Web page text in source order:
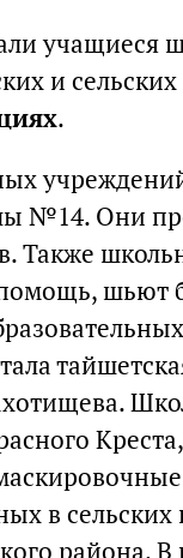
учащиеся
и
.
№14. Они
Также
шьют
в
района. В